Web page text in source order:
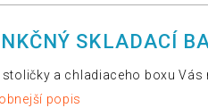
SKLADACÍ
a chladiaceho boxu Vás
popis